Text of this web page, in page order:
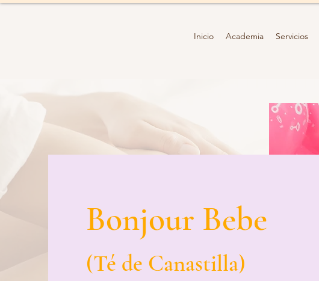
Inicio Academia Servicios
Bonjour Bebe
(Té de Canastilla)